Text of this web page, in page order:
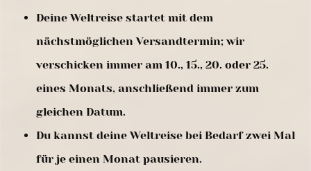
Deine Weltreise startet mit dem
nächstmöglichen Versandtermin; wir
verschicken immer am 10., 15., 20. oder 25.
eines Monats, anschließend immer zum
gleichen Datum.
Du kannst deine Weltreise bei Bedarf zwei Mal
für je einen Monat pausieren.